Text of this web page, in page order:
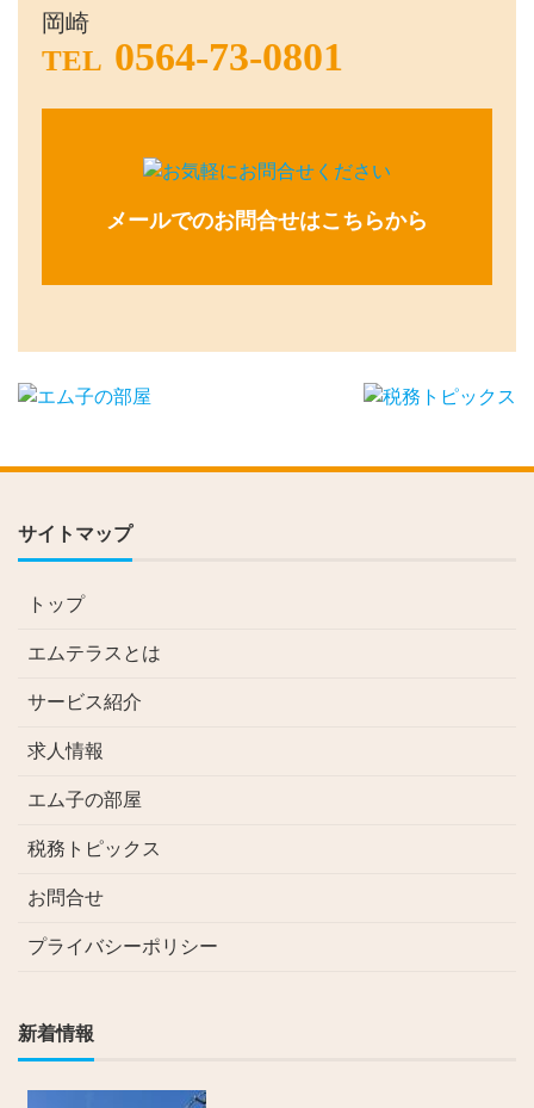
岡崎
TEL 0564-73-0801
メールでのお問合せはこちらから
サイトマップ
トップ
エムテラスとは
サービス紹介
求人情報
エム子の部屋
税務トピックス
お問合せ
プライバシーポリシー
新着情報